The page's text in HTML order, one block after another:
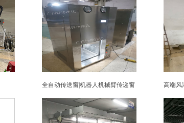
全自动传送窗|机器人机械臂传递窗 高端风